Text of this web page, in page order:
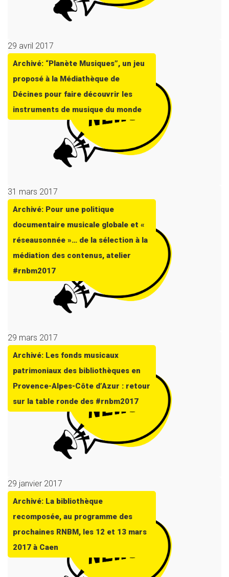
29 avril 2017
Archivé: “Planète Musiques”, un jeu
proposé à la Médiathèque de
Décines pour faire découvrir les
instruments de musique du monde
31 mars 2017
Archivé: Pour une politique
documentaire musicale globale et «
réseausonnée »… de la sélection à la
médiation des contenus, atelier
#rnbm2017
29 mars 2017
Archivé: Les fonds musicaux
patrimoniaux des bibliothèques en
Provence-Alpes-Côte d’Azur : retour
sur la table ronde des #rnbm2017
29 janvier 2017
Archivé: La bibliothèque
recomposée, au programme des
prochaines RNBM, les 12 et 13 mars
2017 à Caen